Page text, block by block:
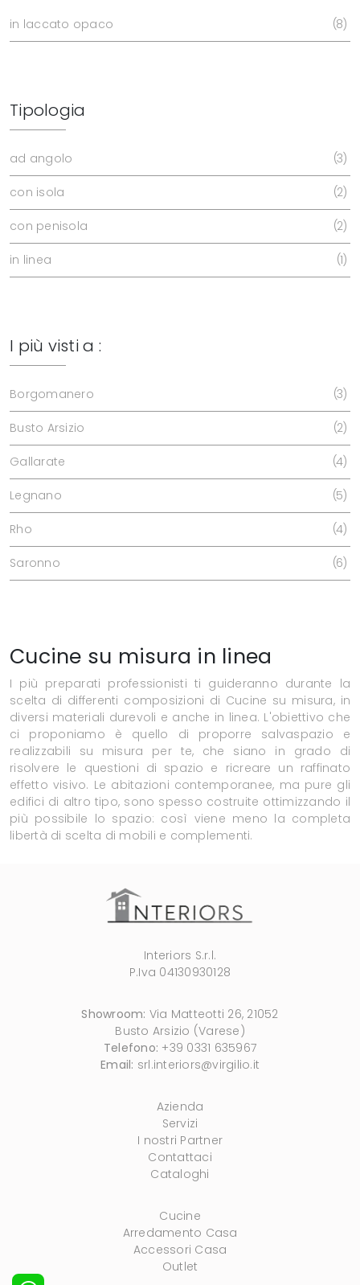
in laccato opaco 8
Tipologia
ad angolo 3
con isola 2
con penisola 2
in linea 1
I più visti a :
Borgomanero 3
Busto Arsizio 2
Gallarate 4
Legnano 5
Rho 4
Saronno 6
Cucine su misura in linea
I più preparati professionisti ti guideranno durante la
scelta di differenti composizioni di Cucine su misura, in
diversi materiali durevoli e anche in linea. L'obiettivo che
ci proponiamo è quello di proporre salvaspazio e
realizzabili su misura per te, che siano in grado di
risolvere le questioni di spazio e ricreare un raffinato
effetto visivo. Le abitazioni contemporanee, ma pure gli
edifici di altro tipo, sono spesso costruite ottimizzando il
più possibile lo spazio: così viene meno la completa
libertà di scelta di mobili e complementi.
Interiors S.r.l.
P.Iva 04130930128
Showroom: Via Matteotti 26, 21052
Busto Arsizio (Varese)
Telefono: +39 0331 635967
Email: srl.interiors@virgilio.it
Azienda
Servizi
I nostri Partner
Contattaci
Cataloghi
Cucine
Arredamento Casa
Accessori Casa
Outlet